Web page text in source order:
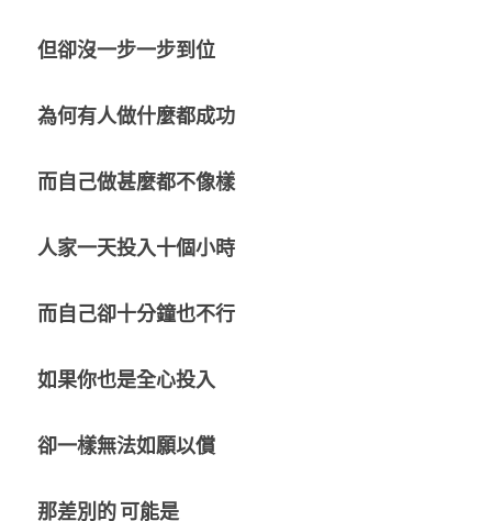
但卻沒一步一步到位
為何有人做什麼都成功
而自己做甚麼都不像樣
人家一天投入十個小時
而自己卻十分鐘也不行
如果你也是全心投入
卻一樣無法如願以償
那差別的可能是